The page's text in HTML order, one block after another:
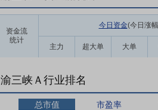
资金流
统计
今日资金(今日涨幅
主力 超大单 大单
渝三峡Ａ行业排名
总市值 市盈率